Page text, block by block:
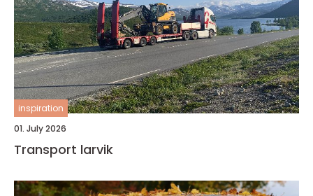
inspiration
01. July 2026
Transport larvik